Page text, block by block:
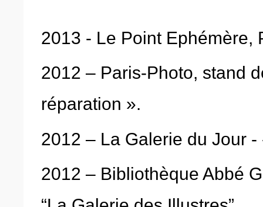
2013 - Le Point Ephémère,
2012 – Paris-Photo, stand
réparation ».
2012 – La Galerie du Jour
2012 – Bibliothèque Abbé